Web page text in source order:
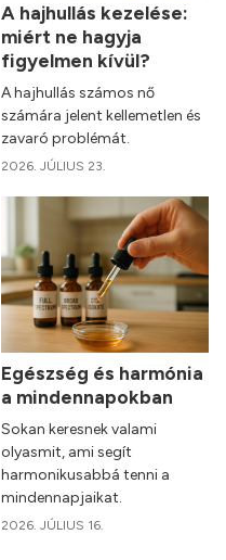
A hajhullás kezelése:
miért ne hagyja
figyelmen kívül?
A hajhullás számos nő
számára jelent kellemetlen és
zavaró problémát.
2026. JÚLIUS 23.
Egészség és harmónia
a mindennapokban
Sokan keresnek valami
olyasmit, ami segít
harmonikusabbá tenni a
mindennapjaikat.
2026. JÚLIUS 16.